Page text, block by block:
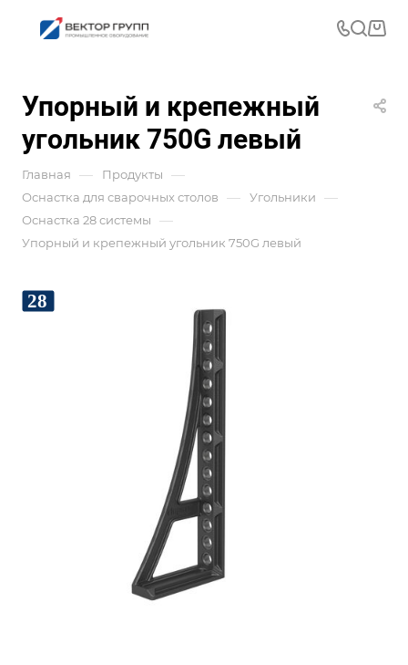
Упорный и крепежный
угольник 750G левый
Главная — Продукты —
Оснастка для сварочных столов — Угольники —
Оснастка 28 системы —
Упорный и крепежный угольник 750G левый